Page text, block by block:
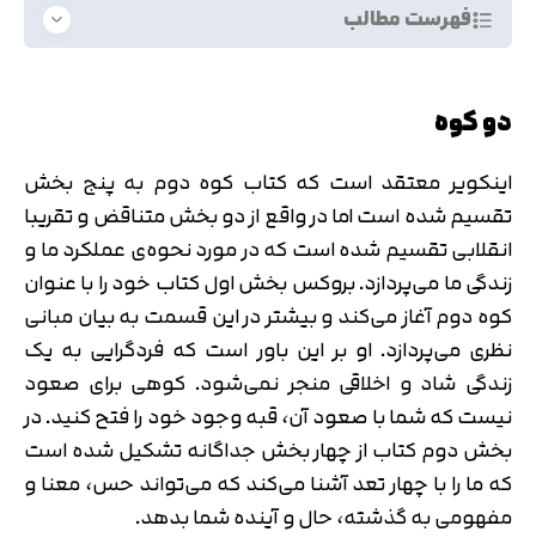
فهرست مطالب
دو کوه
اینکویر معتقد است که کتاب کوه دوم به پنج بخش
تقسیم شده است اما در واقع از دو بخش متناقض و تقریبا
انقلابی تقسیم شده است که در مورد نحوه‌ی عملکرد ما و
زندگی ما می‌پردازد. بروکس بخش اول کتاب خود را با عنوان
کوه دوم آغاز می‌کند و بیشتر در این قسمت به بیان مبانی
نظری می‌پردازد. او بر این باور است که فردگرایی به یک
زندگی شاد و اخلاقی منجر نمی‌شود. کوهی برای صعود
نیست که شما با صعود آن، قبه وجود خود را فتح کنید. در
بخش دوم کتاب از چهار بخش جداگانه تشکیل شده است
که ما را با چهار تعد آشنا می‌کند که می‌تواند حس، معنا و
مفهومی به گذشته، حال و آینده شما بدهد.